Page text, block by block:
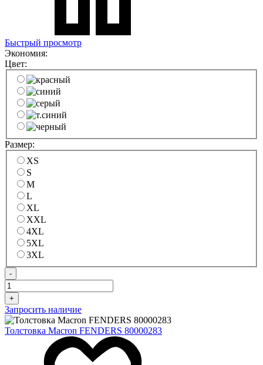
Быстрый просмотр
Экономия:
Цвет:
Размер:
XS
S
M
L
XL
XXL
4XL
5XL
3XL
-
+
Запросить наличие
Толстовка Macron FENDERS 80000283